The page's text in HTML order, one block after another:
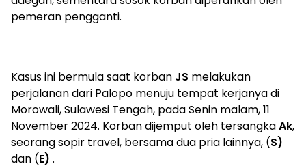
pemeran pengganti.
Kasus ini bermula saat korban JS melakukan
perjalanan dari Palopo menuju tempat kerjanya di
Morowali, Sulawesi Tengah, pada Senin malam, 11
November 2024. Korban dijemput oleh tersangkaAk,
seorang sopir travel, bersama dua pria lainnya, (S)
dan (E) .